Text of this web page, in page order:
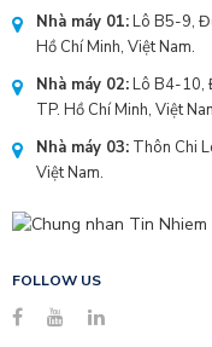
Nhà máy 01:Lô B5-9,
Hồ Chí Minh, Việt Nam.
Nhà máy 02:Lô B4-10,
TP. Hồ Chí Minh, Việt
Nhà máy 03: Thôn Chi
Việt Nam.
FOLLOW US